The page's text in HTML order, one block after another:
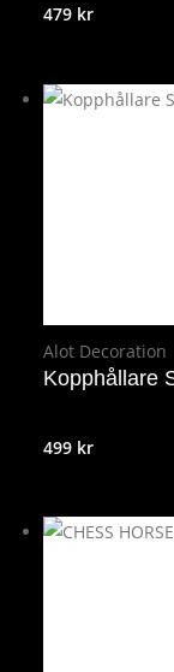
479 kr
Alot Decoration
Kopphållare
499 kr